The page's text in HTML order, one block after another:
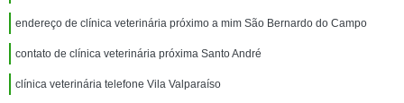
endereço de clínica veterinária próximo a mim São Bernardo do Campo
contato de clínica veterinária próxima Santo André
clínica veterinária telefone Vila Valparaíso